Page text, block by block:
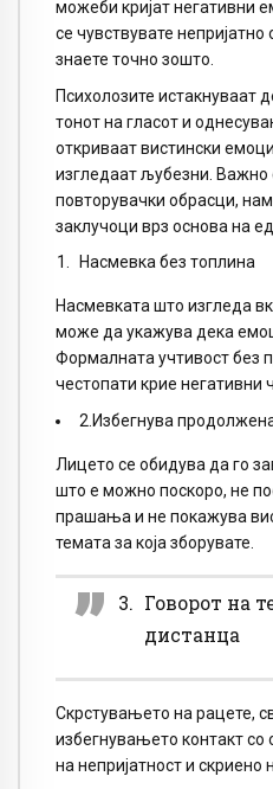
можеби кријат негативни
се чувствувате непријатно
знаете точно зошто.
Психолозите истакнуваат
тонот на гласот и
откриваат вистински
изгледаат љубезни. Важно
повторувачки обрасци,
заклучоци врз основа на
Насмевка без топлина
Насмевката што изгледа
може да укажува дека
Формалната учтивост без
честопати крие негативни
2.Избегнува
Лицето се обидува да го
што е можно поскоро, не
прашања и не покажува
темата за која зборувате.
Говорот на
дистанца
Скрстувањето на рацете,
избегнувањето контакт
на непријатност и скриено